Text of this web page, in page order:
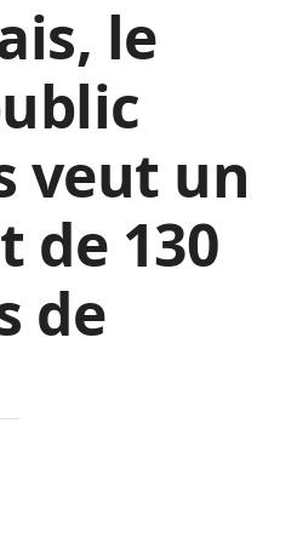
le
veut un
de 130
de